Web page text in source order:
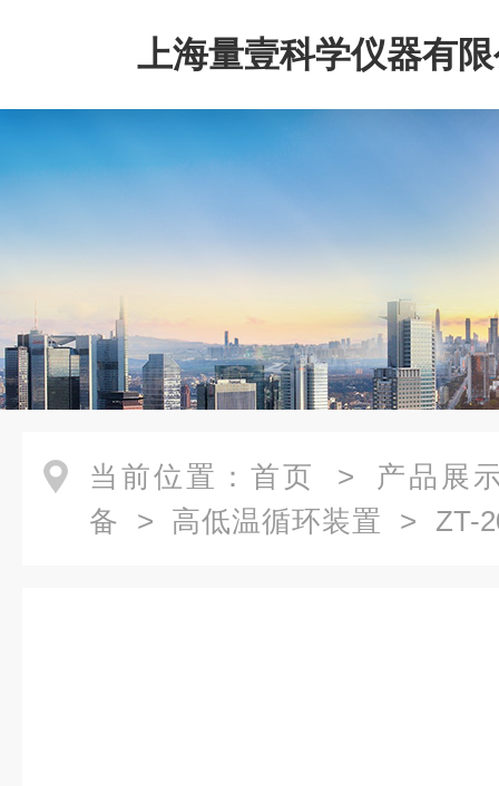
上海量壹科学仪器有
当前位置： 首页 > 产品展
备 > 高低温循环装置 > ZT-